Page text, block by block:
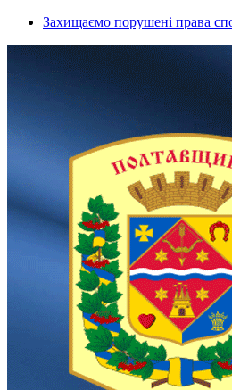
Захищаємо порушені права